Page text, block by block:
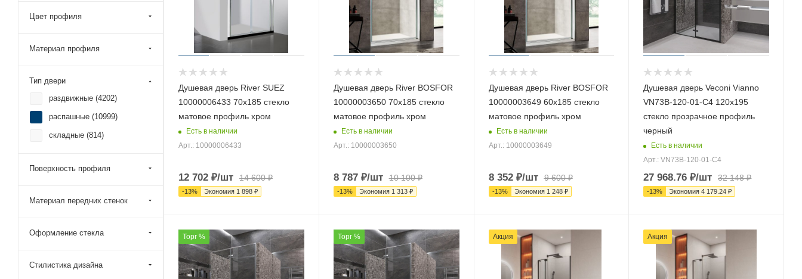
Душевая дверь River SUEZ
10000006433 70х185 стекло
матовое профиль хром
Есть в наличии
Арт.: 10000006433
12 702 ₽/шт 14 600₽
-13% Экономия 1 898 ₽
Душевая дверь River BOSFOR
10000003650 70х185 стекло
матовое профиль хром
Есть в наличии
Арт.: 10000003650
8 787₽/шт 10 100₽
-13% Экономия 1 313₽
Душевая дверь River BOSFOR
10000003649 60х185 стекло
матовое профиль хром
Есть в наличии
Арт.: 10000003649
8 352₽/шт 9 600₽
-13% Экономия 1 248₽
Душевая дверь Veconi Vianno
VN73B-120-01-C4 120х195
стекло прозрачное профиль
черный
Есть в наличии
Арт.: VN73B-120-01-C4
27 968.76 ₽/шт 32 148₽
-13% Экономия4 179.24 ₽
Торг % Торг % Акция Акция
Цвет профиля
Материал профиля
Тип двери
раздвижные (4202)
распашные (10999)
складные (814)
Поверхность профиля
Материал передних стенок
Оформление стекла
Стилистика дизайна